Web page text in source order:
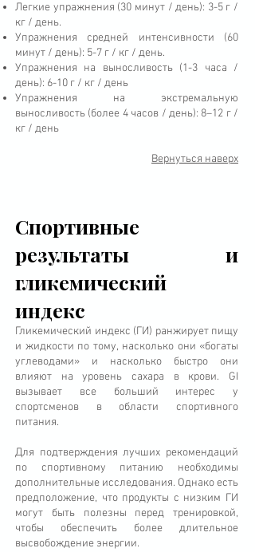
Легкие упражнения (30 минут / день): 3-5 г /
кг / день.
Упражнения средней интенсивности (60
минут / день): 5-7 г / кг / день.
Упражнения на выносливость (1-3 часа /
день): 6-10 г / кг / день
Упражнения на экстремальную
выносливость (более 4 часов / день): 8–12 г /
кг / день
Вернуться наверх
Спортивные
результаты и
гликемический
индекс
Гликемический индекс (ГИ) ранжирует пищу
и жидкости по тому, насколько они «богаты
углеводами» и насколько быстро они
влияют на уровень сахара в крови. GI
вызывает все больший интерес у
спортсменов в области спортивного
питания.
Для подтверждения лучших рекомендаций
по спортивному питанию необходимы
дополнительные исследования. Однако есть
предположение, что продукты с низким ГИ
могут быть полезны перед тренировкой,
чтобы обеспечить более длительное
высвобождение энергии.